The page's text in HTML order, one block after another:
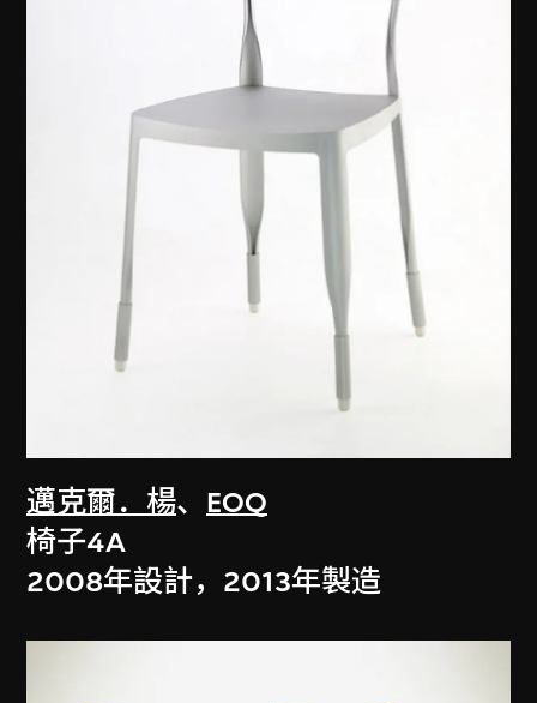
邁克爾．楊、 EOQ
椅子4A
2008年設計，2013年製造